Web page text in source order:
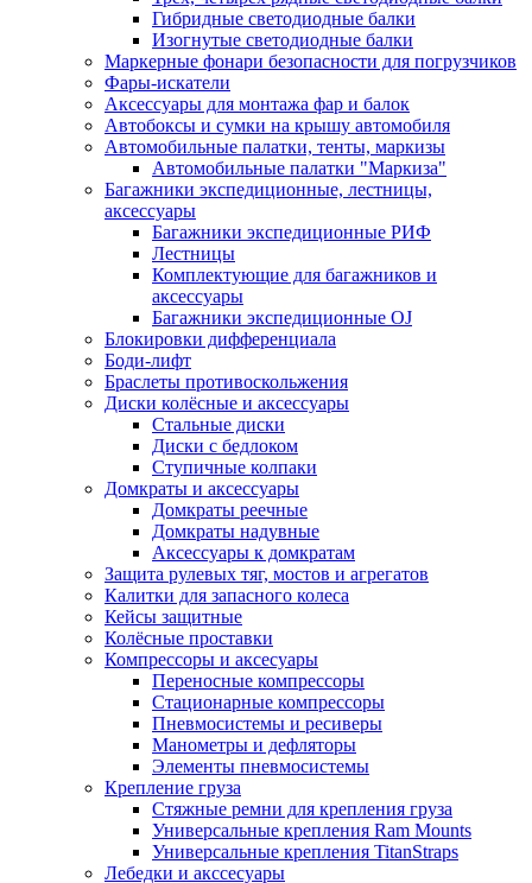
Гибридные светодиодные балки
Изогнутые светодиодные балки
Маркерные фонари безопасности для погрузчиков
Фары-искатели
Аксессуары для монтажа фар и балок
Автобоксы и сумки на крышу автомобиля
Автомобильные палатки, тенты, маркизы
Автомобильные палатки "Маркиза"
Багажники экспедиционные, лестницы,
аксессуары
Багажники экспедиционные РИФ
Лестницы
Комплектующие для багажников и
аксессуары
Багажники экспедиционные OJ
Блокировки дифференциала
Боди-лифт
Браслеты противоскольжения
Диски колёсные и аксессуары
Стальные диски
Диски с бедлоком
Ступичные колпаки
Домкраты и аксессуары
Домкраты реечные
Домкраты надувные
Аксессуары к домкратам
Защита рулевых тяг, мостов и агрегатов
Калитки для запасного колеса
Кейсы защитные
Колёсные проставки
Компрессоры и аксесуары
Переносные компрессоры
Стационарные компрессоры
Пневмосистемы и ресиверы
Манометры и дефляторы
Элементы пневмосистемы
Крепление груза
Стяжные ремни для крепления груза
Универсальные крепления Ram Mounts
Универсальные крепления TitanStraps
Лебедки и акссесуары